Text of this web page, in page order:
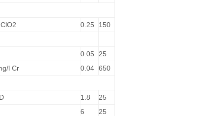
0.25 150
0.05
25
l Cr
0.04 650
1.8
25
6
25